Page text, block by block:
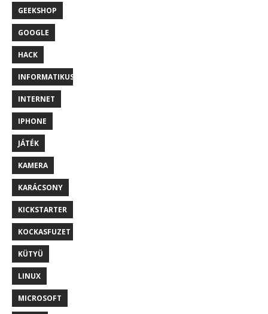
GEEKSHOP
GOOGLE
HACK
INFORMATIKUS
INTERNET
IPHONE
JÁTÉK
KAMERA
KARÁCSONY
KICKSTARTER
KOCKASFUZET
KÜTYÜ
LINUX
MICROSOFT